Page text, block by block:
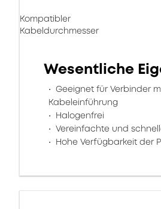
Kompatibler
Kabeldurchmesser
Wesentliche
Geeignet für Verbinder
Kabeleinführung
Halogenfrei
Vereinfachte und
Hohe Verfügbarkeit der